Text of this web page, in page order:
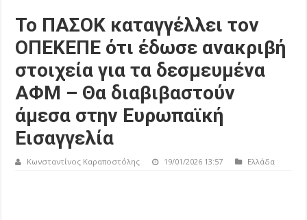
Το ΠΑΣΟΚ καταγγέλλει τον
ΟΠΕΚΕΠΕ ότι έδωσε ανακριβή
στοιχεία για τα δεσμευμένα
ΑΦΜ – Θα διαβιβαστούν
άμεσα στην Ευρωπαϊκή
Εισαγγελία
Κωνσταντίνος Καραποστόλης 19/01/2026 13:57 Ελλάδα